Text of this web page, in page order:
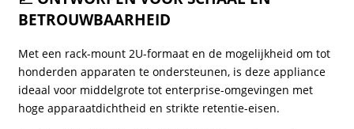
BETROUWBAARHEID
Met een rack-mount 2U-formaat en de mogelijkheid om tot
honderden apparaten te ondersteunen, is deze appliance
ideaal voor middelgrote tot enterprise-omgevingen met
hoge apparaatdichtheid en strikte retentie-eisen.